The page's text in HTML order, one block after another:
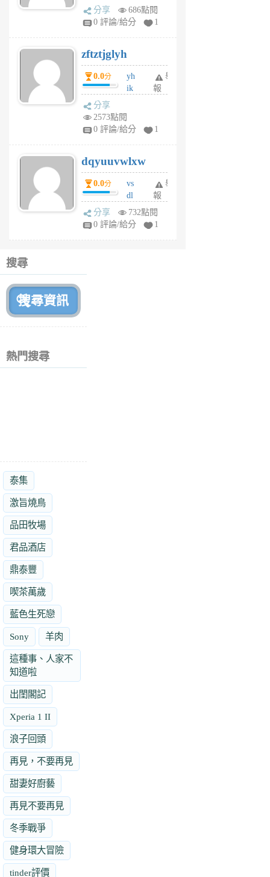
rh
pe
月
前
分享
686點閱
0 評論/給分
1
zftztjglyh
0.0分
yh
ik
tu
6
個
月
前
舉
報
分享
2573點閱
0 評論/給分
1
dqyuuvwlxw
0.0分
vs
dl
sq
fy
舉
報
分享
732點閱
0 評論/給分
1
搜尋
熱門搜尋
泰集
激旨燒鳥
品田牧場
君品酒店
鼎泰豐
喫茶萬歲
藍色生死戀
Sony 羊肉
這種事、人家不
知道啦
出閨閣記
Xperia 1 II
浪子回頭
再見，不要再見
甜妻好廚藝
再見不要再見
冬季戰爭
健身環大冒險
tinder評價